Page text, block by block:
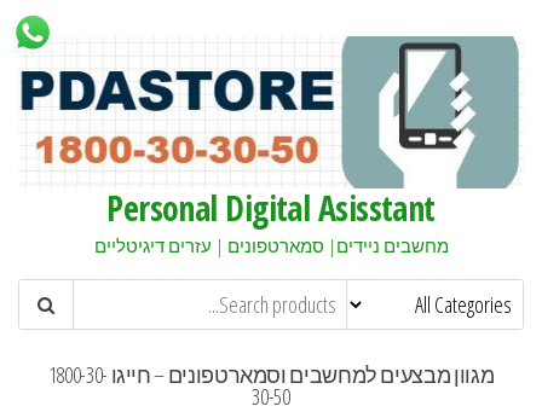
Personal Digital Asisstant
מחשבים ניידים| סמארטפונים | עזרים דיגיטליים
מגוון מבצעים למחשבים וסמארטפונים – חייגו 1800-30-
30-50